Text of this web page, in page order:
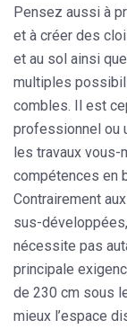
Pensez aussi à
et à créer des
et au sol ainsi
multiples
combles. Il est
professionnel ou
les travaux
compétences en
Contrairement
sus-
nécessite pas
principale
de 230 cm sous
mieux l’espace